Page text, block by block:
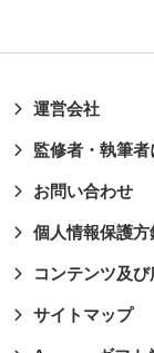
運営会社
監修者・執筆者
お問い合わせ
個人情報保護方
コンテンツ及
サイトマップ